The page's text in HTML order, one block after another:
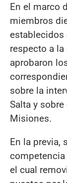
En el marco
miembros
establecidos
respecto a
aprobaron
sobre la
Salta y
Misiones.
En la previa,
competencia
el cual